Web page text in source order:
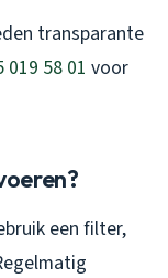
transparante
019 58 01 voor
een filter,